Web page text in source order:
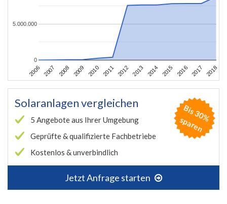
2006 2007 2008 2009 2010 2011 2012 2013 2014 2015 2016 2017 2018
0
5.000.000
Solaranlagen vergleichen
5 Angebote aus Ihrer Umgebung
Geprüfte & qualifizierte Fachbetriebe
Kostenlos & unverbindlich
Jetzt Anfrage starten
B
is
3
0
%
s
p
a
r
e
n